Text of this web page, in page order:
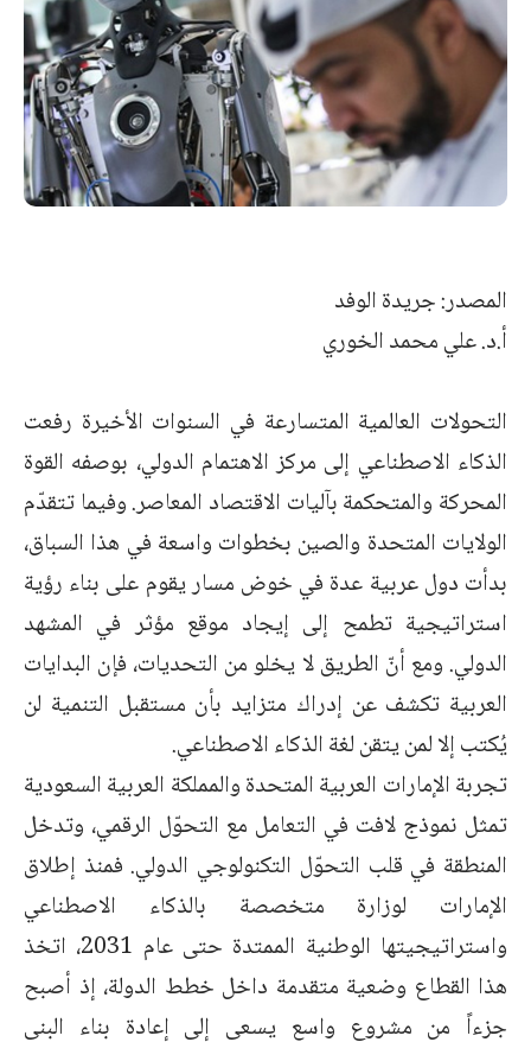
المصدر: جريدة الوفد
أ.د. علي محمد الخوري
التحولات العالمية المتسارعة في السنوات الأخيرة رفعت
الذكاء الاصطناعي إلى مركز الاهتمام الدولي، بوصفه القوة
المحركة والمتحكمة بآليات الاقتصاد المعاصر. وفيما تتقدّم
الولايات المتحدة والصين بخطوات واسعة في هذا السباق،
بدأت دول عربية عدة في خوض مسار يقوم على بناء رؤية
استراتيجية تطمح إلى إيجاد موقع مؤثر في المشهد
الدولي. ومع أنّ الطريق لا يخلو من التحديات، فإن البدايات
العربية تكشف عن إدراك متزايد بأن مستقبل التنمية لن
يُكتب إلا لمن يتقن لغة الذكاء الاصطناعي.
تجربة الإمارات العربية المتحدة والمملكة العربية السعودية
تمثل نموذج لافت في التعامل مع التحوّل الرقمي، وتدخل
المنطقة في قلب التحوّل التكنولوجي الدولي. فمنذ إطلاق
الإمارات لوزارة متخصصة بالذكاء الاصطناعي
واستراتيجيتها الوطنية الممتدة حتى عام 2031، اتخذ
هذا القطاع وضعية متقدمة داخل خطط الدولة، إذ أصبح
جزءاً من مشروع واسع يسعى إلى إعادة بناء البنى